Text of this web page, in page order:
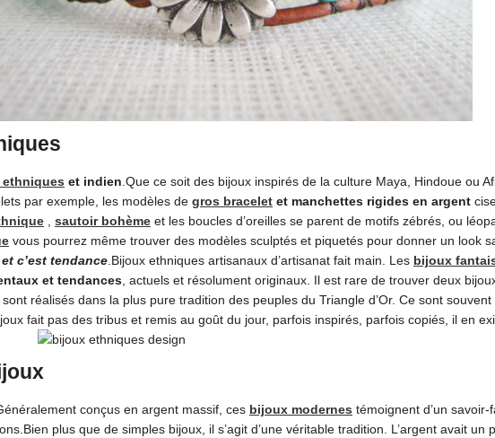
et indien.Que ce soit des bijoux inspirés de la culture Maya, Hindoue ou
par exemple, les modèles de gros bracelet et manchettes rigides en argent
, sautoir bohème et les boucles d’oreilles se parent de motifs zébrés, ou
vous pourrez même trouver des modèles sculptés et piquetés pour donner un look
c’est tendance.Bijoux ethniques artisanaux d’artisanat fait main. Les bijoux
et tendances, actuels et résolument originaux. Il est rare de trouver deux
réalisés dans la plus pure tradition des peuples du Triangle d’Or. Ce sont souvent
fait pas des tribus et remis au goût du jour, parfois inspirés, parfois copiés, il en
conçus en argent massif, ces bijoux modernes témoignent d’un
plus que de simples bijoux, il s’agit d’une véritable tradition. L’argent avait un